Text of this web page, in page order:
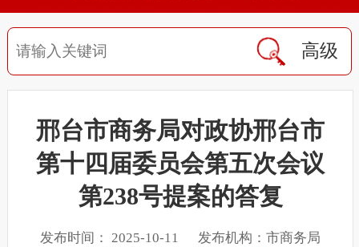
高级
邢台市商务局对政协邢台市
第十四届委员会第五次会议
第238号提案的答复
发布时间： 2025-10-11 发布机构：市商务局